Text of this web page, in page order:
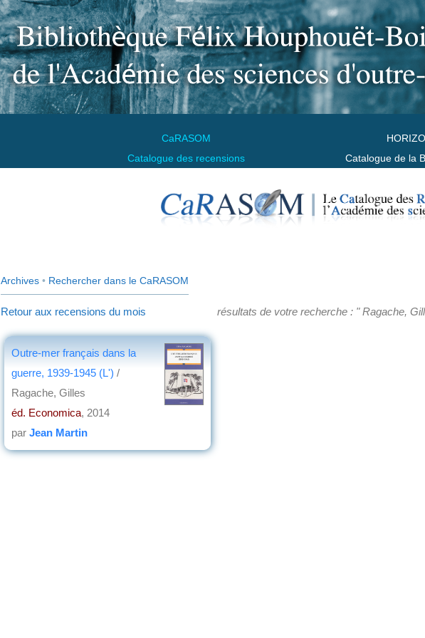
CaRASOM
Catalogue des recensions
Catalogue de la
Archives • Rechercher dans le CaRASOM
Retour aux recensions du mois résultats de votre recherche : " Ragache,
Outre-mer français dans la
guerre, 1939-1945 (L') /
Ragache, Gilles
éd. Economica, 2014
par Jean Martin